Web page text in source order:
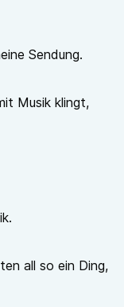
Sendung.
Musik klingt,
all so ein Ding,